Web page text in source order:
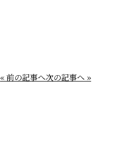
« 前の記事へ次の記事へ »